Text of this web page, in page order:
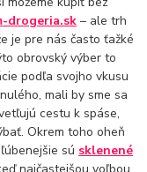
drogeria.sk – ale trh
je pre nás často ťažké
obrovský výber to
podľa svojho vkusu
mali by sme sa
cestu k spáse,
Okrem toho oheň
sú sklenené